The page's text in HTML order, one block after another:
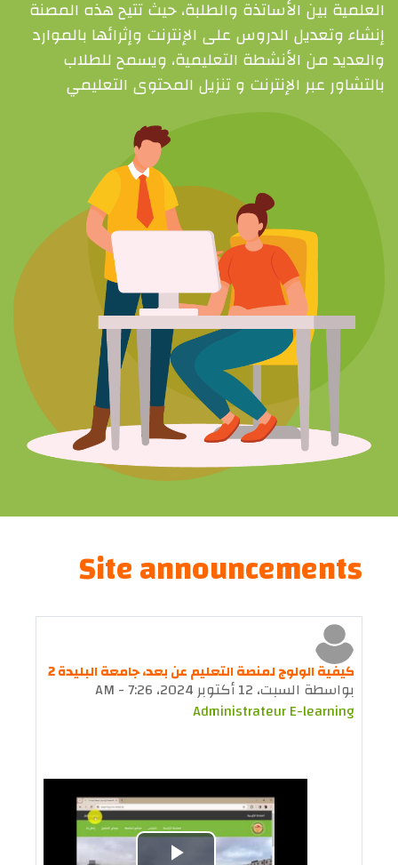
العلمية بين الأساتذة والطلبة، حيث تتيح هذه المصنة
إنشاء وتعديل الدروس على الإنترنت وإثرائها بالموارد
والعديد من الأنشطة التعليمية، ويسمح للطلاب
بالتشاور عبر الإنترنت و تنزيل المحتوى التعليمي
Site announcements
كيفية الولوج لمنصة التعليم عن بعد، جامعة البليدة 2
بواسطة السبت، 12 أكتوبر 2024، 7:26 AM
-
Administrateur E-learning